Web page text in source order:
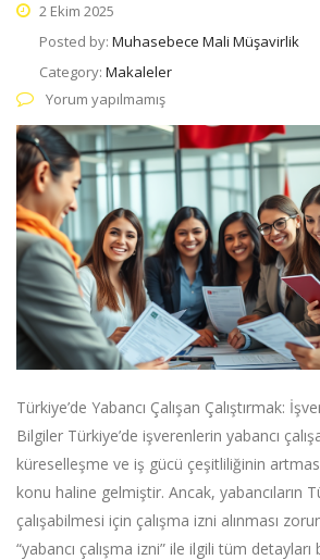
2 Ekim 2025
Posted by: Muhasebece Mali Müşavirlik
Category: Makaleler
Yorum yapılmamış
Türkiye’de Yabancı Çalışan Çalıştırmak:
Bilgiler Türkiye’de işverenlerin yabancı
küreselleşme ve iş gücü çeşitliliğinin
konu haline gelmiştir. Ancak, yabancıların
çalışabilmesi için çalışma izni alınması
“yabancı çalışma izni” ile ilgili tüm